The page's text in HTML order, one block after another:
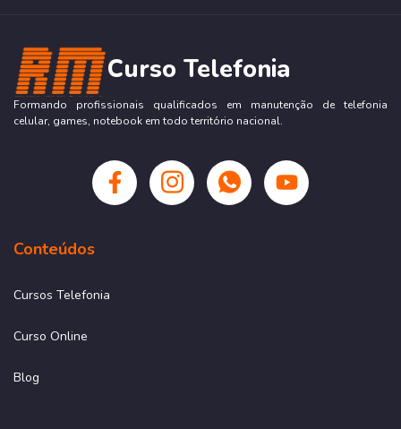
Curso Telefonia
Formando profissionais qualificados em manutenção de telefonia
celular, games, notebook em todo território nacional.
Conteúdos
Cursos Telefonia
Curso Online
Blog